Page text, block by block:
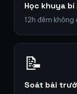
Học khuya bí
12h đêm
📝
Soát bài